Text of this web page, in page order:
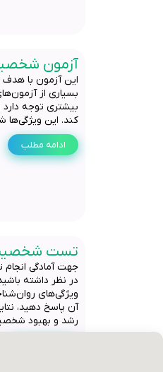
آزمون شخصیت 16
این آزمون با
بسیاری از
کند. این ویژگی‌ها
ادامه مطلب
تست
در نظر داشته
ویژگی‌های
آن پاسخ دهید،
رشد و بهبود